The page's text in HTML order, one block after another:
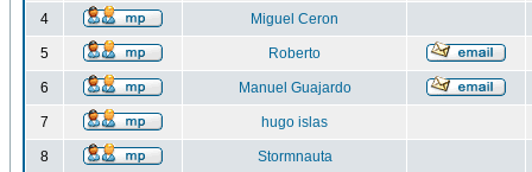
4 Miguel Ceron
5 Roberto
6 Manuel Guajardo
7 hugo islas
8 Stormnauta